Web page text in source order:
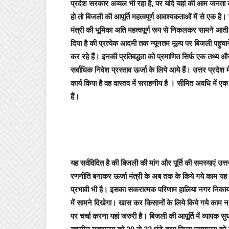
प्रदेश सरकार अव्वल भी रहा है, पर यदि यहां की आम
हो तो बिजली की आपूर्ति महत्वपूर्ण आवश्यकताओं में से एक है।
मंत्री की भूमिका अति महत्वपूर्ण रूप से निकलकर सामने
दिया है की प्रत्येक आदमी तक न्यूनतम मूल्य पर बिजली
कर रहे हैं। इनकी प्रतिबद्धता को प्रमाणित सिर्फ एक
सर्वाधिक निवेश प्रस्ताव ऊर्जा के लिये आये हैं। उत्तर प्रदेश
कार्य किया है वह वास्तव में सराहनीय है । सीमित अवधि में
हैं।
यह सर्वविदित है की बिजली की मांग और पूर्ति की समस्याएं
रणनीति बनाकर ऊर्जा मंत्री के अब तक के किये गये काम
प्रभावी भी है। इसका सकरात्मक परिणाम हालिया नगर
में सामने दिखेगा। खास कर किसानों के लिये किये गये काम न
पर चर्चा करना यहां जरुरी है। बिजली की आपूर्ति में व्यापक